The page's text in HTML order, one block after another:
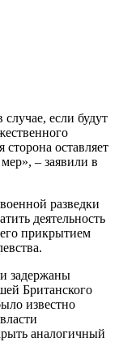
если будут
оставляет
– заявили в
разведки
деятельность
его прикрытием
задержаны
Британского
известно
аналогичный